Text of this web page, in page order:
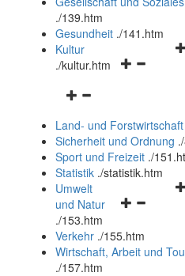
./139.htm
Gesundheit ./141.htm
Kultur
./kultur.htm
Navigationsmenü
und
schließen
Land- und Forstwirtschaft
Sicherheit und Ordnung .
Sport und Freizeit ./
Statistik ./statistik.htm
und
schließen
Umwelt
und Natur
./153.htm
Verkehr ./155.htm
Wirtschaft, Arbeit und
./157.htm